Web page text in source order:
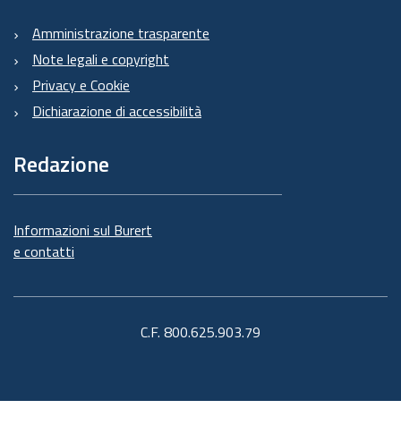
Amministrazione trasparente
Note legali e copyright
Privacy e Cookie
Dichiarazione di accessibilità
Redazione
Informazioni sul Burert
e contatti
C.F. 800.625.903.79